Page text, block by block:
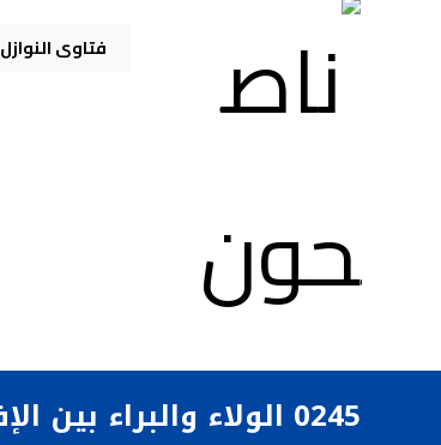
فتاوى النوازل
0245 الولاء والبراء بين الإفراط والتفريط